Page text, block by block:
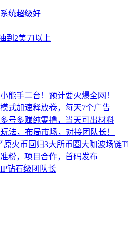
统超级好
到2美刀以上
能手二台！预计要火爆全网！
式加速释放卷，每天7个广告
号多赚纯零撸，当天可出材料
法，布局市场，对接团队长！
火币回归3大所币圈大咖波场链
粉，项目合作，首码发布
钻石级团队长